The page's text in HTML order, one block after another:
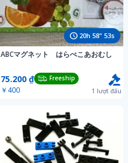
20h 58" 50s
ABCマグネット はらぺこあおむし
75.200 ₫ Freeship
￥400 1 lượt đấu